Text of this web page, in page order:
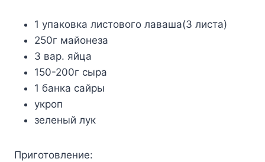
1 упаковка листового лаваша(3 листа)
250г майонеза
3 вар. яйца
150-200г сыра
1 банка сайры
укроп
зеленый лук
Приготовление: